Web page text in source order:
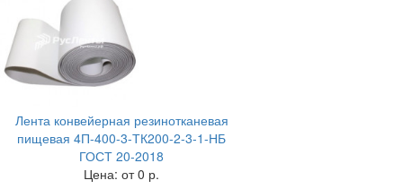
Лента конвейерная резинотканевая
пищевая 4П-400-3-ТК200-2-3-1-НБ
ГОСТ 20-2018
Цена: от 0 р.